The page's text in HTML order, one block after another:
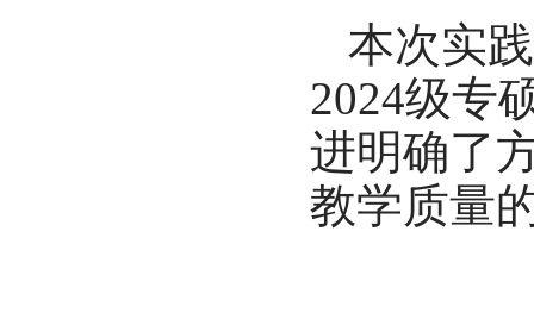
本次实
2024级专
进明确了
教学质量